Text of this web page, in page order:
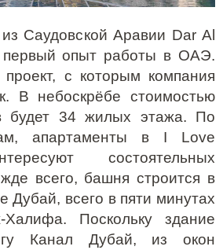
Саудовской Аравии Dar Al
первый опыт работы в ОАЭ.
с которым компания
В небоскрёбе стоимостью
будет 34 жилых этажа. По
апартаменты в I Love
состоятельных
всего, башня строится в
Дубай, всего в пяти минутах
Поскольку здание
Канал Дубай, из окон